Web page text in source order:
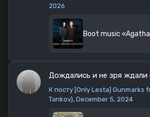
2026
Boot music
Дождались и не зря ждали
К посту [Only Lesta] Gunmarks
Tankov), December 5, 2024